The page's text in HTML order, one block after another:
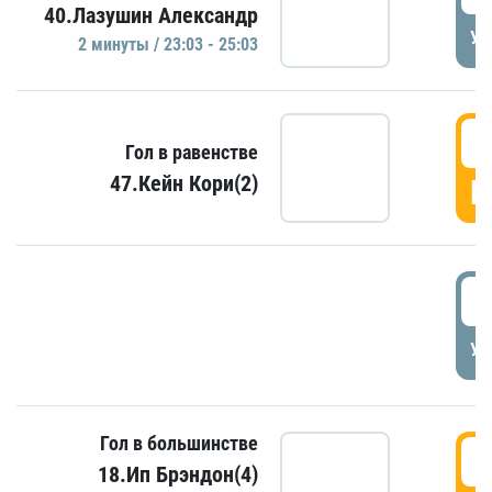
40.Лазушин Александр
2 минуты / 23:03 - 25:03
Гол в равенстве
47.Кейн Кори(2)
Гол в большинстве
18.Ип Брэндон(4)